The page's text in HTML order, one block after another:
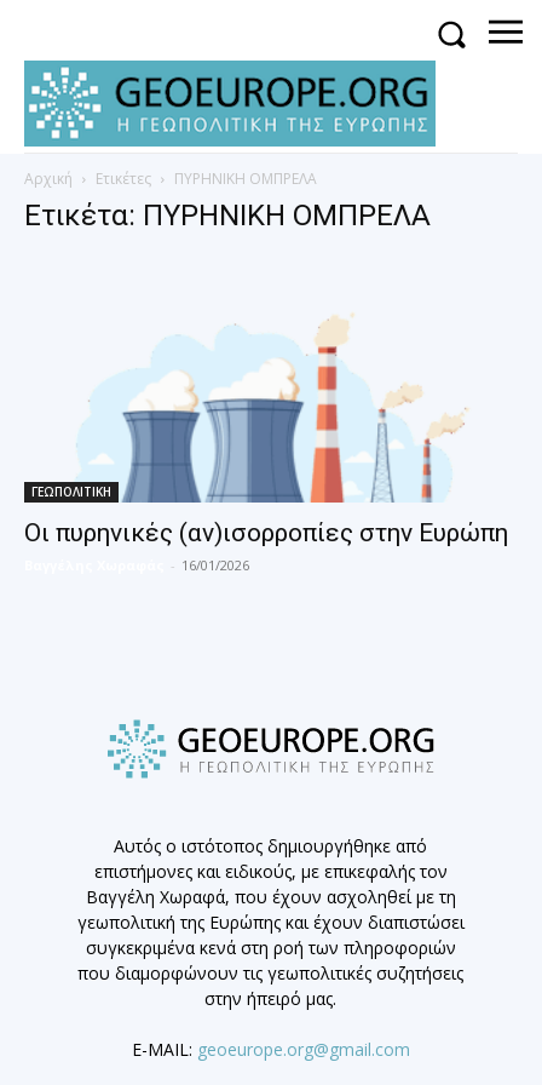
Αρχική Ετικέτες ΠΥΡΗΝΙΚΗ ΟΜΠΡΕΛΑ
Ετικέτα: ΠΥΡΗΝΙΚΗ ΟΜΠΡΕΛΑ
ΓΕΩΠΟΛΙΤΙΚΗ
Οι πυρηνικές (αν)ισορροπίες στην Ευρώπη
- 16/01/2026
Αυτός ο ιστότοπος δημιουργήθηκε από
επιστήμονες και ειδικούς, με επικεφαλής τον
Βαγγέλη Χωραφά, που έχουν ασχοληθεί με τη
γεωπολιτική της Ευρώπης και έχουν διαπιστώσει
συγκεκριμένα κενά στη ροή των πληροφοριών
που διαμορφώνουν τις γεωπολιτικές συζητήσεις
στην ήπειρό μας.
E-MAIL: geoeurope.org@gmail.com